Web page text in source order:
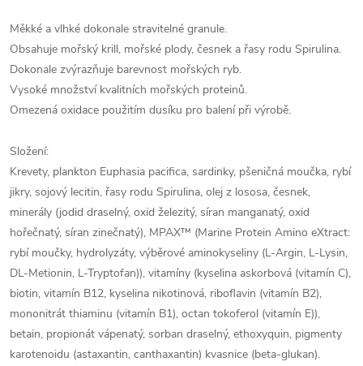
Měkké a vlhké dokonale stravitelné granule.
Obsahuje mořský krill, mořské plody, česnek a řasy rodu Spirulina.
Dokonale zvýrazňuje barevnost mořských ryb.
Vysoké množství kvalitních mořských proteinů.
Omezená oxidace použitím dusíku pro balení při výrobě.
Složení:
Krevety, plankton Euphasia pacifica, sardinky, pšeničná moučka, rybí
jikry, sojový lecitin, řasy rodu Spirulina, olej z lososa, česnek,
minerály (jodid draselný, oxid železitý, síran manganatý, oxid
hořečnatý, síran zinečnatý), MPAX™ (Marine Protein Amino eXtract:
rybí moučky, hydrolyzáty, výběrové aminokyseliny (L-Argin, L-Lysin,
DL-Metionin, L-Tryptofan)), vitamíny (kyselina askorbová (vitamín C),
biotin, vitamín B12, kyselina nikotinová, riboflavin (vitamín B2),
mononitrát thiaminu (vitamín B1), octan tokoferol (vitamín E)),
betain, propionát vápenatý, sorban draselný, ethoxyquin, pigmenty
karotenoidu (astaxantin, canthaxantin) kvasnice (beta-glukan).